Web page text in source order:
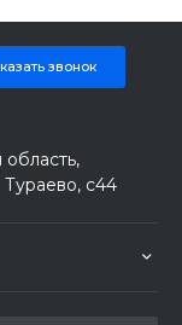
звонок
с44